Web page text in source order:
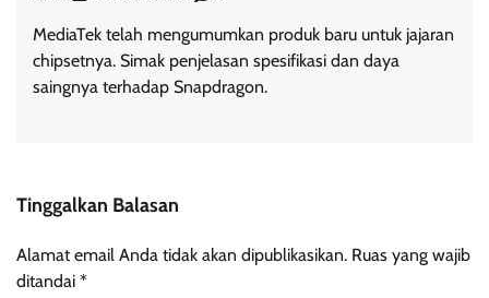
MediaTek telah mengumumkan produk baru untuk jajaran
chipsetnya. Simak penjelasan spesifikasi dan daya
saingnya terhadap Snapdragon.
Tinggalkan Balasan
Alamat email Anda tidak akan dipublikasikan. Ruas yang wajib
ditandai *